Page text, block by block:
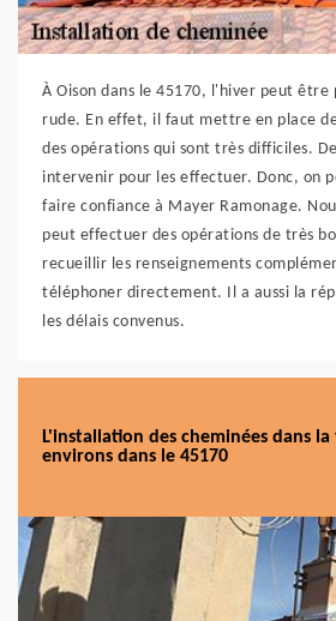
À Oison dans le 45170, l'hiver peut
rude. En effet, il faut mettre en place
des opérations qui sont très difficiles.
intervenir pour les effectuer. Donc, on
faire confiance à Mayer Ramonage.
peut effectuer des opérations de très
recueillir les renseignements
téléphoner directement. Il a aussi la
les délais convenus.
L'installation des cheminées dans
environs dans le 45170